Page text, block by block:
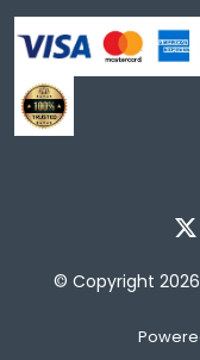
© Copyright 2026